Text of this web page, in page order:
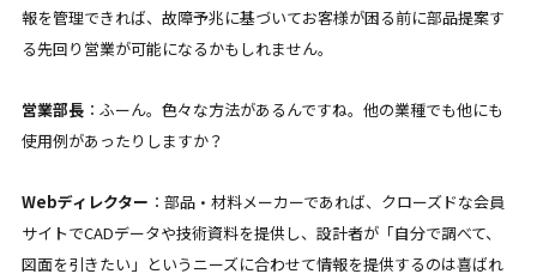
報を管理できれば、故障予兆に基づいてお客様が困る前に部品提案す
る先回り営業が可能になるかもしれません。
営業部長 ：ふーん。色々な方法があるんですね。他の業種でも他にも
使用例があったりしますか？
Webディレクター ： 部品・材料メーカーであれば、クローズドな会員
サイトでCADデータや技術資料を提供し、設計者が「自分で調べて、
図面を引きたい」というニーズに合わせて情報を提供するのは喜ばれ